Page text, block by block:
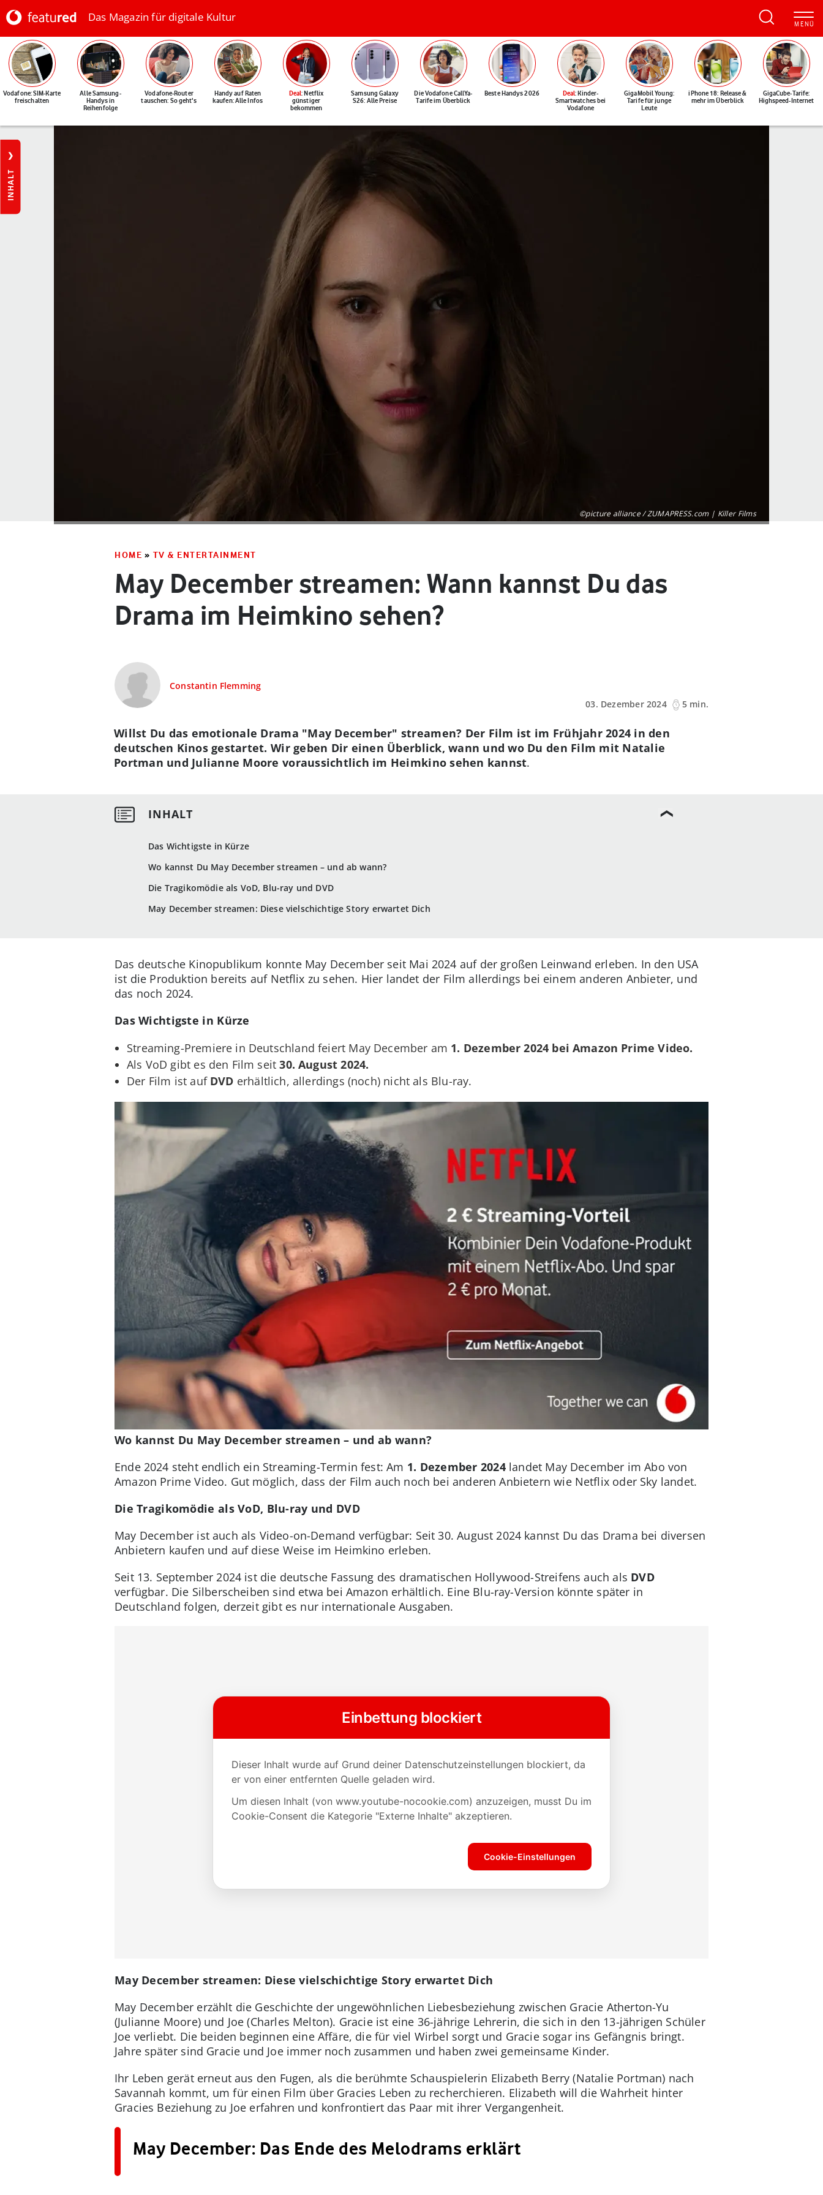
Das Magazin für digitale Kultur
Vodafone: SIM-Karte
freischalten
Alle Samsung-
Handys in
Reihenfolge
Vodafone-Router
tauschen: So geht's
Handy auf Raten
kaufen: Alle Infos
Deal: Netflix
günstiger
bekommen
Samsung Galaxy
S26: Alle Preise
Die Vodafone CallYa-
Tarife im Überblick
Beste Handys 2026 Deal: Kinder-
Smartwatches bei
Vodafone
GigaMobil Young:
Tarife für junge
Leute
iPhone 18: Release &
mehr im Überblick
GigaCube-Tarife:
Highspeed-Internet
INHALT
©picture alliance / ZUMAPRESS.com | Killer Films
HOME » TV & ENTERTAINMENT
May December streamen: Wann kannst Du das
Drama im Heimkino sehen?
Constantin Flemming
03. Dezember 2024
5 min.
Das Wichtigste in Kürze
Wo kannst Du May December streamen – und ab wann?
Die Tragikomödie als VoD, Blu-ray und DVD
May December streamen: Diese vielschichtige Story erwartet Dich
Willst Du das emotionale Drama "May December" streamen? Der Film ist im Frühjahr 2024 in den
deutschen Kinos gestartet. Wir geben Dir einen Überblick, wann und wo Du den Film mit Natalie
Portman und Julianne Moore voraussichtlich im Heimkino sehen kannst.
Das deutsche Kinopublikum konnte May December seit Mai 2024 auf der großen Leinwand erleben. In den USA
ist die Produktion bereits auf Netflix zu sehen. Hier landet der Film allerdings bei einem anderen Anbieter, und
das noch 2024.
Das Wichtigste in Kürze
Streaming-Premiere in Deutschland feiert May December am 1. Dezember 2024 bei Amazon Prime Video.
Als VoD gibt es den Film seit30. August 2024.
Der Film ist auf DVD erhältlich, allerdings (noch) nicht als Blu-ray.
Wo kannst Du May December streamen – und ab wann?
Ende 2024 steht endlich ein Streaming-Termin fest: Am 1. Dezember 2024landet May December im Abo von
Amazon Prime Video. Gut möglich, dass der Film auch noch bei anderen Anbietern wie Netflix oder Sky landet.
Die Tragikomödie als VoD, Blu-ray und DVD
May December ist auch als Video-on-Demand verfügbar: Seit 30. August 2024 kannst Du das Drama bei diversen
Anbietern kaufen und auf diese Weise im Heimkino erleben.
Seit 13. September 2024 ist die deutsche Fassung des dramatischen Hollywood-Streifens auch als DVD
verfügbar. Die Silberscheiben sind etwa bei Amazon erhältlich. Eine Blu-ray-Version könnte später in
Deutschland folgen, derzeit gibt es nur internationale Ausgaben.
May December streamen: Diese vielschichtige Story erwartet Dich
May December erzählt die Geschichte der ungewöhnlichen Liebesbeziehung zwischen Gracie Atherton-Yu
(Julianne Moore) und Joe (Charles Melton). Gracie ist eine 36-jährige Lehrerin, die sich in den 13-jährigen Schüler
Joe verliebt. Die beiden beginnen eine Affäre, die für viel Wirbel sorgt und Gracie sogar ins Gefängnis bringt.
Jahre später sind Gracie und Joe immer noch zusammen und haben zwei gemeinsame Kinder.
Ihr Leben gerät erneut aus den Fugen, als die berühmte Schauspielerin Elizabeth Berry (Natalie Portman) nach
Savannah kommt, um für einen Film über Gracies Leben zu recherchieren. Elizabeth will die Wahrheit hinter
Gracies Beziehung zu Joe erfahren und konfrontiert das Paar mit ihrer Vergangenheit.
May December: Das Ende des Melodrams erklärt